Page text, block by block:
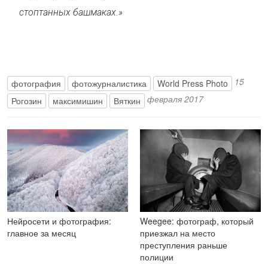
стоптанных башмаках.»
фотография фотожурналистика
World Press Photo
Рогозин
максимишин Вяткин
15
февраля 2017
Нейросети и фотография:
главное за месяц
Weegee: фотограф, который
приезжал на место
преступления раньше
полиции